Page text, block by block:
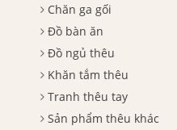
Chăn ga gối
Đồ bàn ăn
Đồ ngủ thêu
Khăn tắm thêu
Tranh thêu tay
Sản phẩm thêu khác